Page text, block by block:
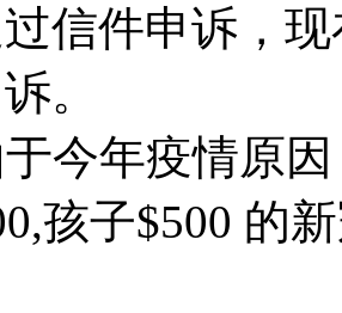
信件申诉，
。
今年疫情原
孩子$500 的